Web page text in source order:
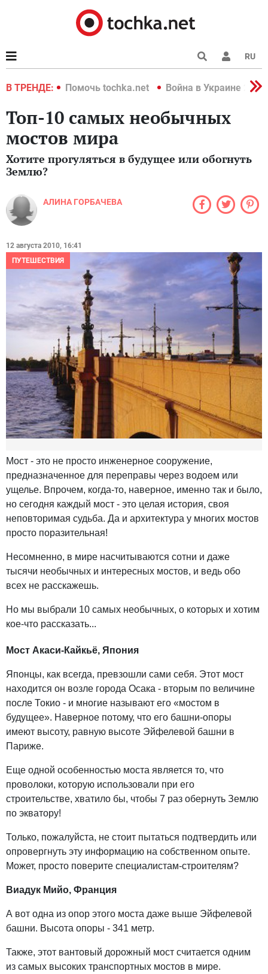
RU
В ТРЕНДЕ:
2022 Помочь tochka.net Война в Украине 2022
Топ-10 самых необычных
мостов мира
Хотите прогуляться в будущее или обогнуть
Землю?
АЛИНА ГОРБАЧЕВА
12 августа 2010, 16:41
ПУТЕШЕСТВИЯ
Мост - это не просто инженерное сооружение,
предназначенное для переправы через водоем или
ущелье. Впрочем, когда-то, наверное, именно так и было,
но сегодня каждый мост - это целая история, своя
неповторимая судьба. Да и архитектура у многих мостов
просто поразительная!
Несомненно, в мире насчитываются сотни и даже
тысячи необычных и интересных мостов, и ведь обо
всех не расскажешь.
Но мы выбрали 10 самых необычных, о которых и хотим
кое-что рассказать...
Мост Акаси-Кайкьё, Япония
Японцы, как всегда, превзошли сами себя. Этот мост
находится он возле города Осака - вторым по величине
после Токио - и многие называют его «мостом в
будущее». Наверное потому, что его башни-опоры
имеют высоту, равную высоте Эйфелевой башни в
Париже.
Еще одной особенностью моста является то, что
проволоки, которую использовали при его
строительстве, хватило бы, чтобы 7 раз обернуть Землю
по экватору!
Только, пожалуйста, не стоит пытаться подтвердить или
опровергнуть эту информацию на собственном опыте.
Может, просто поверите специалистам-строителям?
Виадук Мийо, Франция
А вот одна из опор этого моста даже выше Эйфелевой
башни. Высота опоры - 341 метр.
Также, этот вантовый дорожный мост считается одним
из самых высоких транспортных мостов в мире.